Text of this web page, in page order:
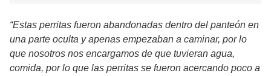
“Estas perritas fueron abandonadas dentro del panteón en
una parte oculta y apenas empezaban a caminar, por lo
que nosotros nos encargamos de que tuvieran agua,
comida, por lo que las perritas se fueron acercando poco a